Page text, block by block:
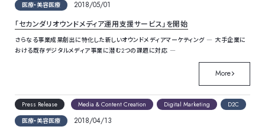
医療・美容医療
2018/05/01
「セカンダリオウンドメディア運用支援サービス」を開始
さらなる事業成果創出に特化した新しいオウンドメディアマーケティング ― 大手企業に
おける既存デジタルメディア事業に潜む2つの課題に対応 ―
More
Press Release Media & Content Creation Digital Marketing
D2C
医療・美容医療
2018/04/13